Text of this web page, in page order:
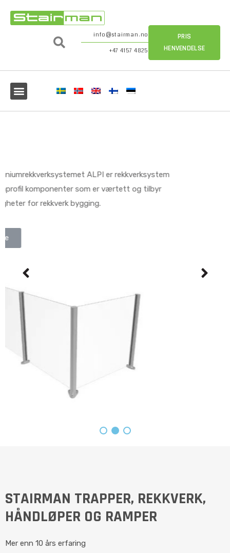
info@stairman.no
+47 4157 4825
PRIS
HENVENDELSE
glassrekkverksystem
GP glassrekkverksystem er et minimalistisk system uten
Les videre
STAIRMAN TRAPPER, REKKVERK,
HÅNDLØPER OG RAMPER
Mer enn 10 års erfaring